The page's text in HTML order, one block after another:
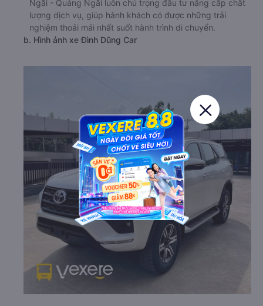
Ngãi - Quảng Ngãi luôn chú trọng đầu tư nâng cấp chất
lượng dịch vụ, giúp hành khách có được những trải
nghiệm thoải mái nhất suốt hành trình di chuyển.
b. Hình ảnh xe Đình Dũng Car